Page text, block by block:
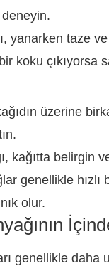
yanarken taze
koku çıkıyorsa
üzerine
kağıtta belirgin
genellikle hızlı
olur.
genellikle daha